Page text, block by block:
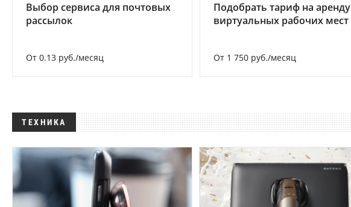
Выбор сервиса для почтовых
рассылок
От 0.13 руб./месяц
Подобрать тариф на аренду
виртуальных рабочих мест
От 1 750 руб./месяц
ТЕХНИКА